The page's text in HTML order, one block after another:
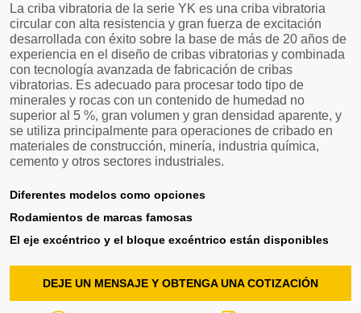
La criba vibratoria de la serie YK es una criba vibratoria
circular con alta resistencia y gran fuerza de excitación
desarrollada con éxito sobre la base de más de 20 años de
experiencia en el diseño de cribas vibratorias y combinada
con tecnología avanzada de fabricación de cribas
vibratorias. Es adecuado para procesar todo tipo de
minerales y rocas con un contenido de humedad no
superior al 5 %, gran volumen y gran densidad aparente, y
se utiliza principalmente para operaciones de cribado en
materiales de construcción, minería, industria química,
cemento y otros sectores industriales.
Diferentes modelos como opciones
Rodamientos de marcas famosas
El eje excéntrico y el bloque excéntrico están disponibles
DEJE UN MENSAJE Y OBTENGA UNA COTIZACIÓN